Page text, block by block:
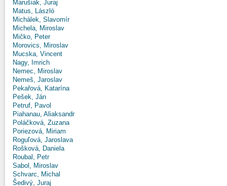
Marušiak, Juraj
Matus, László
Michálek, Slavomír
Michela, Miroslav
Mičko, Peter
Morovics, Miroslav
Mucska, Vincent
Nagy, Imrich
Nemec, Miroslav
Nemeš, Jaroslav
Pekařová, Katarína
Pešek, Ján
Petruf, Pavol
Piahanau, Aliaksandr
Poláčková, Zuzana
Poriezová, Miriam
Roguľová, Jaroslava
Rošková, Daniela
Roubal, Petr
Sabol, Miroslav
Schvarc, Michal
Šedivý, Juraj